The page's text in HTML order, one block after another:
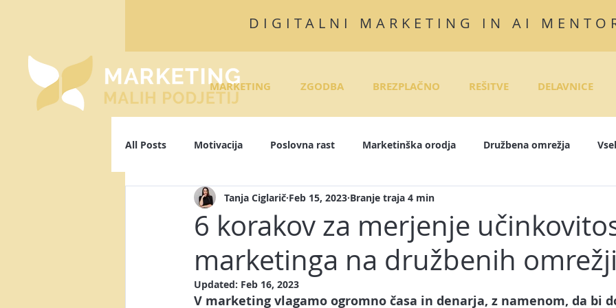
MARKETING ZGODBA BREZPLAČNO REŠITVE DELAVNICE
DIGITALNI MARKETING IN AI
All Posts Motivacija Poslovna rast Marketinška orodja Družbena omrežja
Algoritmi Facebook LInkedIn Instagram
Osebna blagovna znamka Prodaja Pisanje zgodb E-mail marketing Marketing
6 korakov za merjenje
marketinga na družbenih
Tanja Ciglarič Feb 15, 2023 Branje traja 4 min
Updated: Feb 16, 2023
V marketing vlagamo ogromno časa in denarja, z namenom, da bi